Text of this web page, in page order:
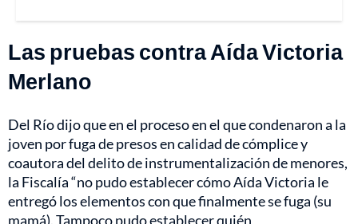
Las pruebas contra Aída Victoria
Merlano
Del Río dijo que en el proceso en el que condenaron a la
joven por fuga de presos en calidad de cómplice y
coautora del delito de instrumentalización de menores,
la Fiscalía “no pudo establecer cómo Aída Victoria le
entregó los elementos con que finalmentese fuga (su
mamá). Tampoco pudo establecer quién